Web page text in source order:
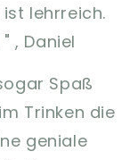
lehrreich.
, Daniel
Spaß
Trinken die
geniale